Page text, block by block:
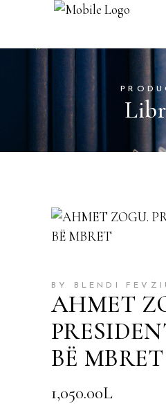
BY BLENDI
AHMET
BË MBRET
1,050.00L